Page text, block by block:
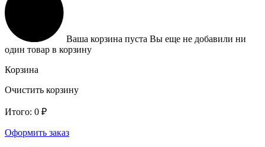
Ваша корзина пуста Вы еще не добавили ни
один товар в корзину
Корзина
Очистить корзину
Итого: 0 ₽
Оформить заказ